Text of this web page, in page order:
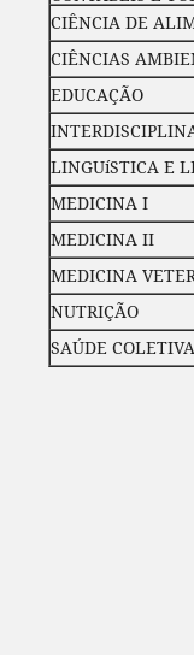
CIÊNCIA DE
CIÊNCIAS
EDUCAÇÃO
LINGUíSTICA E
MEDICINA I
MEDICINA II
MEDICINA
NUTRIÇÃO
SAÚDE COLETIVA